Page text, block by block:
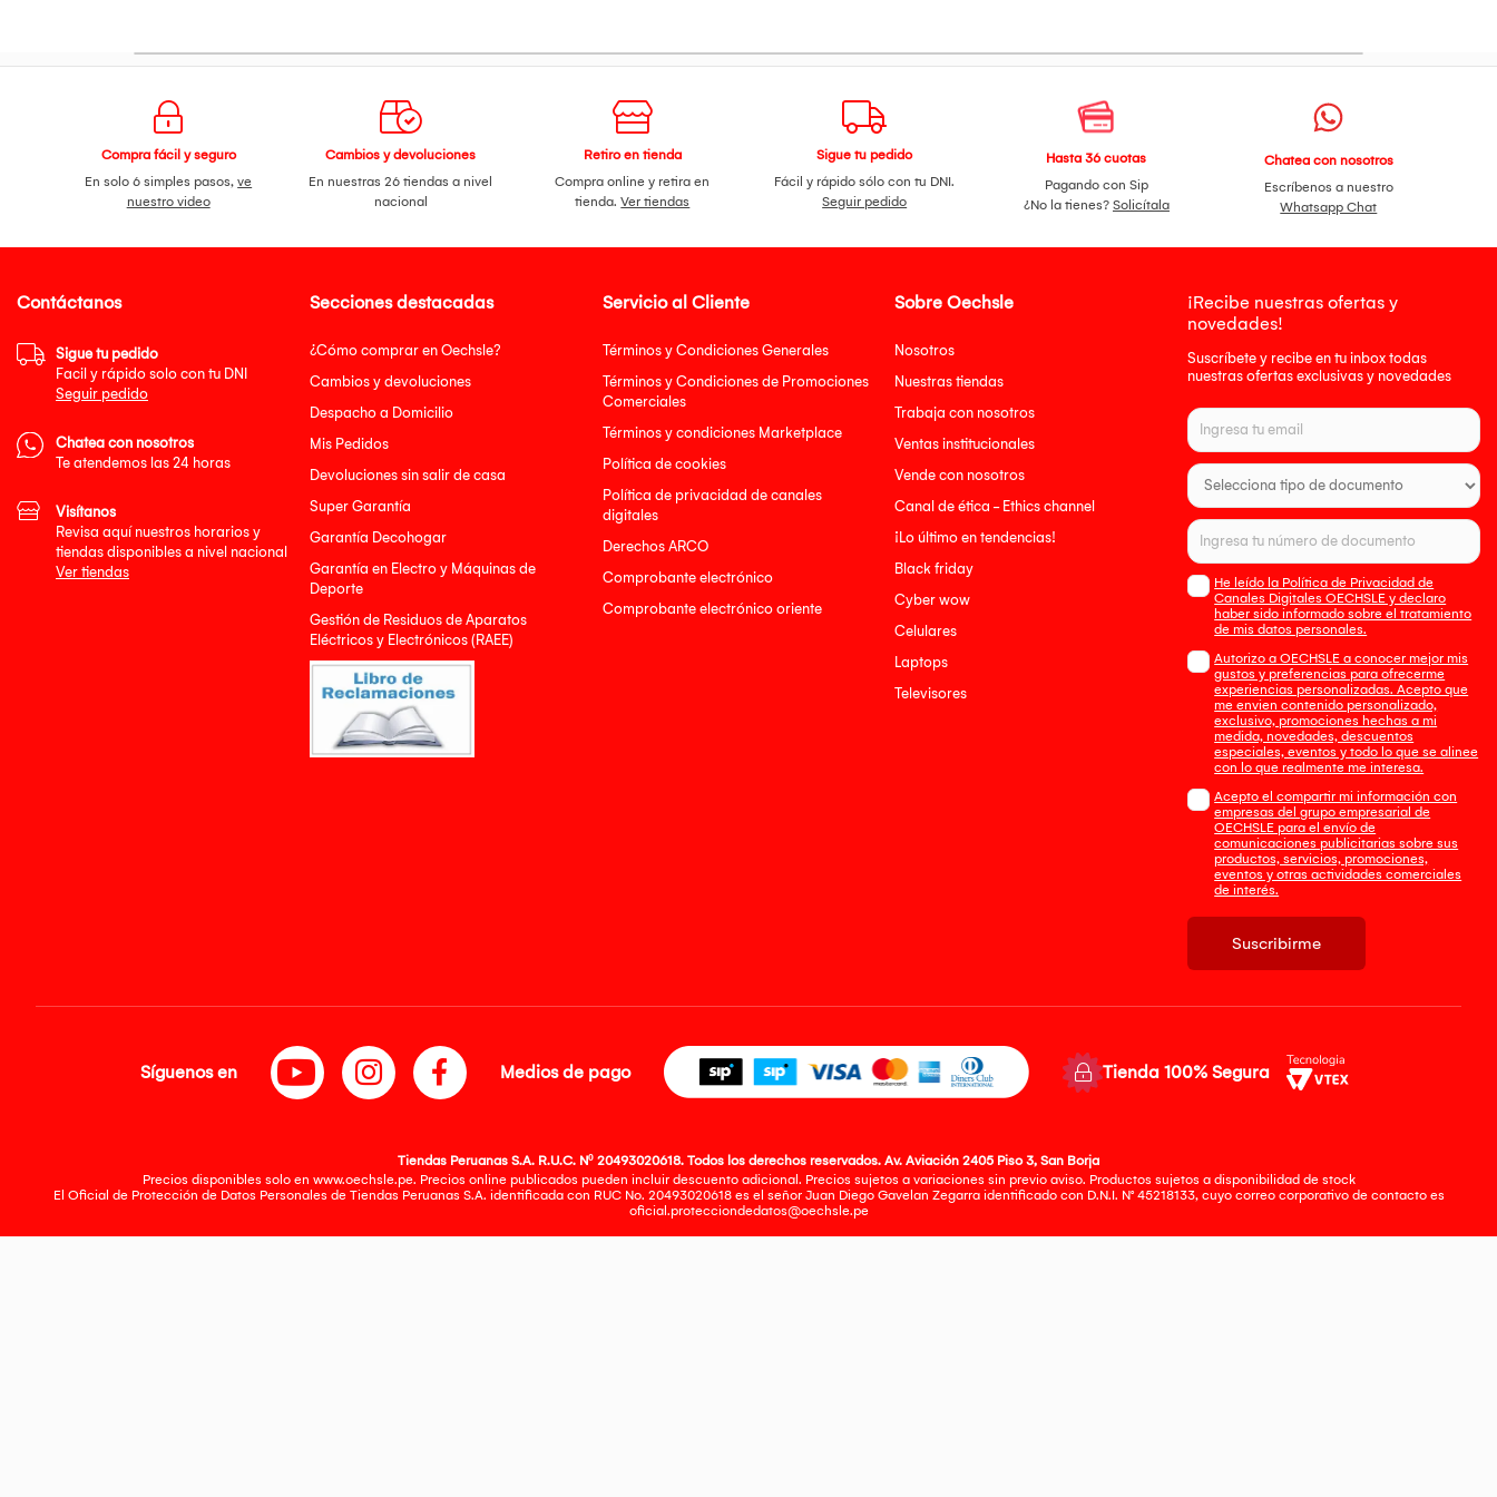
Compra fácil y seguro
En solo 6 simples pasos,ve
nuestro video
Cambios y devoluciones
En nuestras 26 tiendas a nivel
nacional
Retiro en tienda
Compra online y retira en
tienda.Ver tiendas
Sigue tu pedido
Fácil y rápido sólo con tu DNI.
Seguir pedido
Hasta 36 cuotas
Pagando con Sip
¿No la tienes? Solicítala
Chatea con nosotros
Escríbenos a nuestro
Whatsapp Chat
Secciones destacadas
¿Cómo comprar en Oechsle?
Cambios y devoluciones
Despacho a Domicilio
Mis Pedidos
Devoluciones sin salir de casa
Super Garantía
Garantía Decohogar
Garantía en Electro y Máquinas de
Deporte
Gestión de Residuos de Aparatos
Eléctricos y Electrónicos (RAEE)
Servicio al Cliente
Términos y Condiciones Generales
Términos y Condiciones de Promociones
Comerciales
Términos y condiciones Marketplace
Política de cookies
Política de privacidad de canales
digitales
Derechos ARCO
Comprobante electrónico
Comprobante electrónico oriente
Sobre Oechsle
Nosotros
Nuestras tiendas
Trabaja con nosotros
Ventas institucionales
Vende con nosotros
Canal de ética - Ethics channel
¡Lo último en tendencias!
Black friday
Cyber wow
Celulares
Laptops
Televisores
¡Recibe nuestras ofertas y
novedades!
Suscríbete y recibe en tu inbox todas
nuestras ofertas exclusivas y novedades
He leído la Política de Privacidad de
Canales Digitales OECHSLE y declaro
haber sido informado sobre el tratamiento
de mis datos personales.
Autorizo a OECHSLE a conocer mejor mis
gustos y preferencias para ofrecerme
experiencias personalizadas. Acepto que
me envien contenido personalizado,
exclusivo, promociones hechas a mi
medida, novedades, descuentos
especiales, eventos y todo lo que se alinee
con lo que realmente me interesa.
Acepto el compartir mi información con
empresas del grupo empresarial de
OECHSLE para el envío de
comunicaciones publicitarias sobre sus
productos, servicios, promociones,
eventos y otras actividades comerciales
de interés.
Suscribirme
Contáctanos
Sigue tu pedido
Facil y rápido solo con tu DNI
Seguir pedido
Chatea con nosotros
Te atendemos las 24 horas
Visítanos
Revisa aquí nuestros horarios y
tiendas disponibles a nivel nacional
Ver tiendas
Síguenos en Medios de pago Tienda 100% Segura
Tiendas Peruanas S.A. R.U.C. Nº 20493020618. Todos los derechos reservados. Av. Aviación 2405 Piso 3, San Borja
Precios disponibles solo en www.oechsle.pe. Precios online publicados pueden incluir descuento adicional. Precios sujetos a variaciones sin previo aviso. Productos sujetos a disponibilidad de stock
El Oficial de Protección de Datos Personales de Tiendas Peruanas S.A. identificada con RUC No. 20493020618 es el señor Juan Diego Gavelan Zegarra identificado con D.N.I. N° 45218133, cuyo correo corporativo de contacto es
oficial.protecciondedatos@oechsle.pe